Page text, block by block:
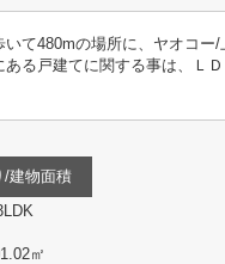
て480mの場所に、ヤオコ
る戸建てに関する事は、Ｌ
/建物面積
㎡